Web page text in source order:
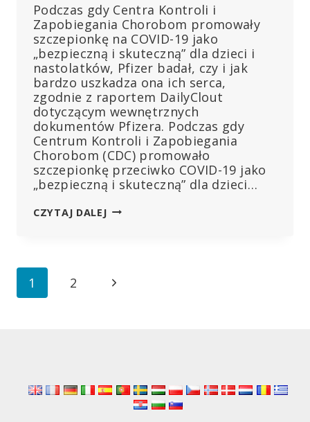
Podczas gdy Centra Kontroli i
Zapobiegania Chorobom promowały
szczepionkę na COVID-19 jako
„bezpieczną i skuteczną” dla dzieci i
nastolatków, Pfizer badał, czy i jak
bardzo uszkadza ona ich serca,
zgodnie z raportem DailyClout
dotyczącym wewnętrznych
dokumentów Pfizera. Podczas gdy
Centrum Kontroli i Zapobiegania
Chorobom (CDC) promowało
szczepionkę przeciwko COVID-19 jako
„bezpieczną i skuteczną” dla dzieci…
CZYTAJ DALEJPFIZER
MIĘŚNIA
ZATWIERDZENIEM
PRZEZ
Nawigacja
1 2
Następna